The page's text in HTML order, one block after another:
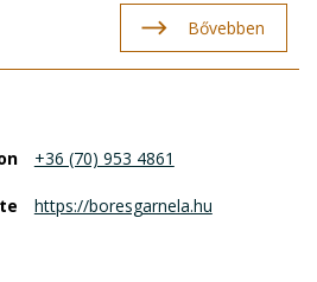
Bővebben
+36 (70) 953 4861
https://boresgarnela.hu